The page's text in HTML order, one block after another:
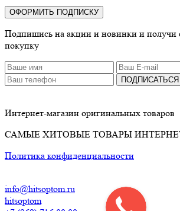
ОФОРМИТЬ ПОДПИСКУ
Подпишись на акции и новинки и получи
покупку
ПОДПИСАТЬСЯ
Интернет-магазин оригинальных товаров
САМЫЕ ХИТОВЫЕ ТОВАРЫ
Политика конфиденциальности
info@hitsoptom.ru
hitsoptom